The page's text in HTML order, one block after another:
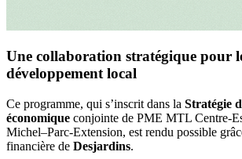
Une collaboration stratégique pour
développement local
Ce programme, qui s’inscrit dans la Stratégie
économique conjointe de PME MTL Centre-
Michel–Parc-Extension, est rendu possible
financière de Desjardins.